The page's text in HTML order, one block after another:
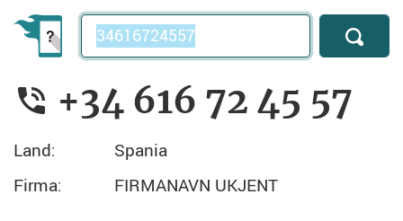
Telefonnummer
+34 616 72 45 57
Land:
Spania
Firma:
FIRMANAVN UKJENT